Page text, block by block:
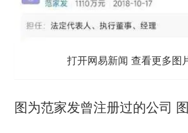
打开网易新闻 查看更多图
图为范家发曾注册过的公司